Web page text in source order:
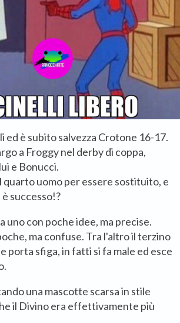
ed è subito salvezza Crotone 16-17.
a Froggy nel derby di coppa,
e Bonucci.
quarto uomo per essere sostituito, e
successo!?
uno con poche idee, ma precise.
ma confuse. Tra l'altro il terzino
porta sfiga, in fatti si fa male ed esce
una mascotte scarsa in stile
il Divino era effettivamente più